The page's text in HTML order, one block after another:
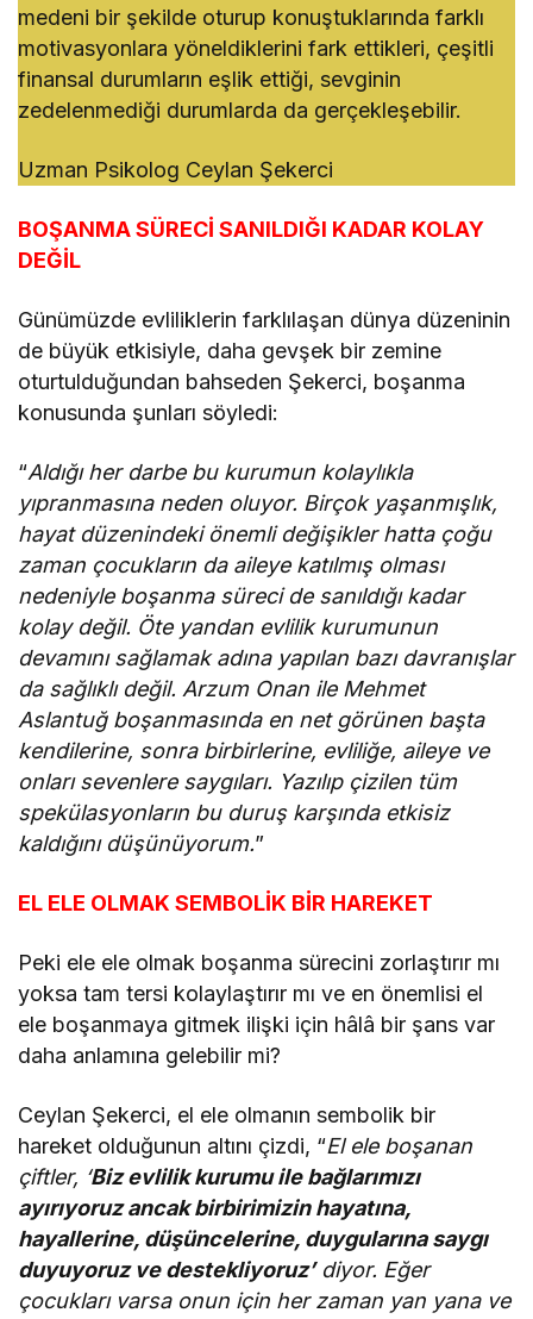
medeni bir şekilde oturup konuştuklarında farklı
motivasyonlara yöneldiklerini fark ettikleri, çeşitli
finansal durumların eşlik ettiği, sevginin
zedelenmediği durumlarda da gerçekleşebilir.
Uzman Psikolog Ceylan Şekerci
BOŞANMA SÜRECİ SANILDIĞI KADAR KOLAY
DEĞİL
Günümüzde evliliklerin farklılaşan dünya düzeninin
de büyük etkisiyle, daha gevşek bir zemine
oturtulduğundan bahseden Şekerci, boşanma
konusunda şunları söyledi:
“Aldığı her darbe bu kurumun kolaylıkla
yıpranmasına neden oluyor. Birçok yaşanmışlık,
hayat düzenindeki önemli değişikler hatta çoğu
zaman çocukların da aileye katılmış olması
nedeniyle boşanma süreci de sanıldığı kadar
kolay değil. Öte yandan evlilik kurumunun
devamını sağlamak adına yapılan bazı davranışlar
da sağlıklı değil. Arzum Onan ile Mehmet
Aslantuğ boşanmasında en net görünen başta
kendilerine, sonra birbirlerine, evliliğe, aileye ve
onları sevenlere saygıları. Yazılıp çizilen tüm
spekülasyonların bu duruş karşında etkisiz
kaldığını düşünüyorum.”
EL ELE OLMAK SEMBOLİK BİR HAREKET
Peki ele ele olmak boşanma sürecini zorlaştırır mı
yoksa tam tersi kolaylaştırır mı ve en önemlisi el
ele boşanmaya gitmek ilişki için hâlâ bir şans var
daha anlamına gelebilir mi?
Ceylan Şekerci, el ele olmanın sembolik bir
hareket olduğunun altını çizdi, “El ele boşanan
çiftler, ‘Biz evlilik kurumu ile bağlarımızı
ayırıyoruz ancak birbirimizin hayatına,
hayallerine, düşüncelerine, duygularına saygı
duyuyoruz ve destekliyoruz’diyor. Eğer
çocukları varsa onun için her zaman yan yana ve